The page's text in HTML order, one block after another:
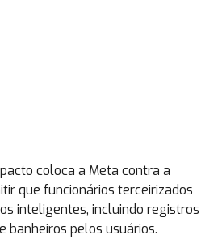
coloca a Meta contra a
que funcionários terceirizados
inteligentes, incluindo registros
banheiros pelos usuários.